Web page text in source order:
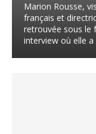
Marion Rousse,
français et
retrouvée sous le
interview où elle a